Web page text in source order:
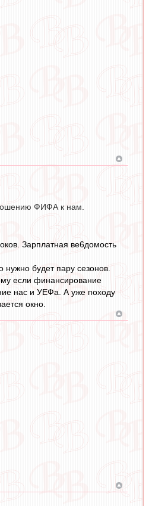
ФИФА к нам.
Зарплатная ве6домость
нужно будет пару сезонов.
если финансирование
нас и УЕФа. А уже походу
окно.